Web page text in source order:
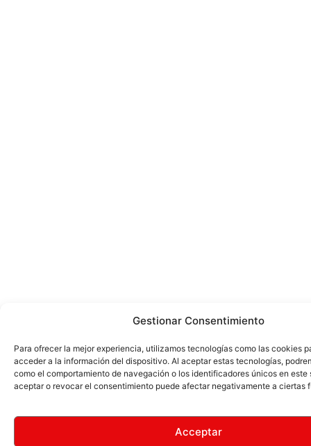
Gestionar Consentimiento
Para ofrecer la mejor experiencia, utilizamos tecnologías como las cookies
acceder a la información del dispositivo. Al aceptar estas tecnologías,
como el comportamiento de navegación o los identificadores únicos en este
aceptar o revocar el consentimiento puede afectar negativamente a ciertas
Acceptar